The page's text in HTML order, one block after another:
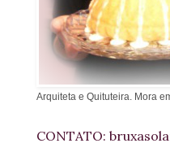
Arquiteta e Quituteira. Mora
CONTATO: